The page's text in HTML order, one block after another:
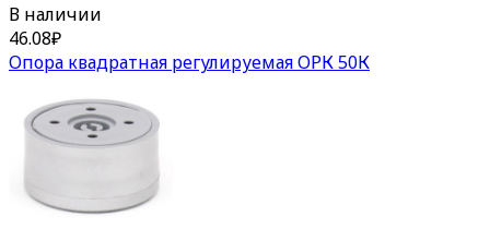
В наличии
46.08₽
Опора квадратная регулируемая ОРК 50К